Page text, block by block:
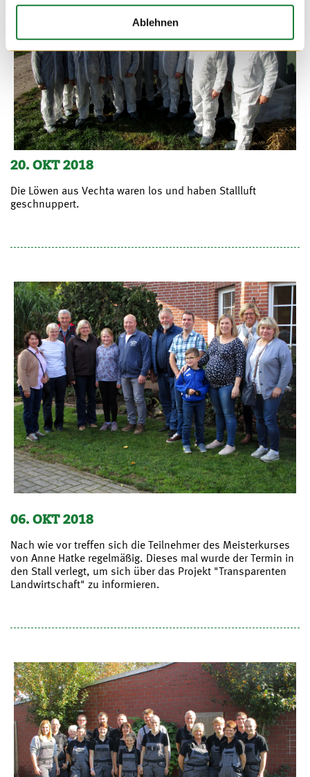
Ablehnen
20. OKT 2018
Die Löwen aus Vechta waren los und haben Stallluft
geschnuppert.
06. OKT 2018
Nach wie vor treffen sich die Teilnehmer des Meisterkurses
von Anne Hatke regelmäßig. Dieses mal wurde der Termin in
den Stall verlegt, um sich über das Projekt "Transparenten
Landwirtschaft" zu informieren.